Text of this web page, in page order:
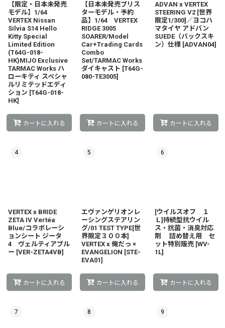
【限定・日本未発売
モデル】1/64
VERTEX Nissan
Silvia S14 Hello
Kitty Special
Limited Edition
(T64G-018-
HK)MIJO Exclusive
TARMAC Works ハ
ローキティ スペシャ
ルリミテッドエディ
ション [T64G-018-
HK]
カートに入れる
【日本未発売ブリス
ターモデル・予約
品】1/64 VERTEX
RIDGE 3005
SOARER/Model
Car+Trading Cards
Combo
Set/TARMAC Works
ダイキャスト [T64G-
080-TE3005]
カートに入れる
ADVAN x VERTEX
STEERING V2 [世界
限定1/300]／ヨコハ
マタイヤ アドバン
SUEDE（バックスキ
ン）仕様 [ADVAN04]
カートに入れる
4
VERTEX x BRIDE
ZETA IV Vertéa
Blue/コラボレーシ
ョンシート ジータ
4 ヴェルティアブル
ー [VER-ZETA4VB]
カートに入れる
5
エヴァンゲリオンレ
ーシングステアリン
グ/01 TEST TYPE[世
界限定３００本]
VERTEX x 俺だっ ×
EVANGELION [STE-
EVA01]
カートに入れる
6
[ウイルスオフ １
Ｌ]持続型抗ウイル
ス・抗菌・消臭対応
剤 詰め替え用 セ
ット特別販売 [WV-
1L]
カートに入れる
7 8 9